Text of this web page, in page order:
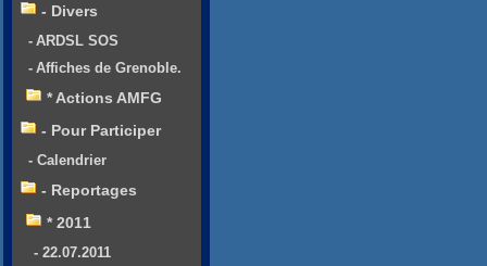
- Divers
- ARDSL SOS
- Affiches de Grenoble.
* Actions AMFG
- Pour Participer
- Calendrier
- Reportages
* 2011
- 22.07.2011